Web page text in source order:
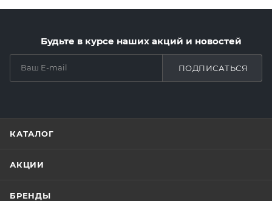
Будьте в курсе наших акций и новостей
ПОДПИСАТЬСЯ
КАТАЛОГ
АКЦИИ
БРЕНДЫ